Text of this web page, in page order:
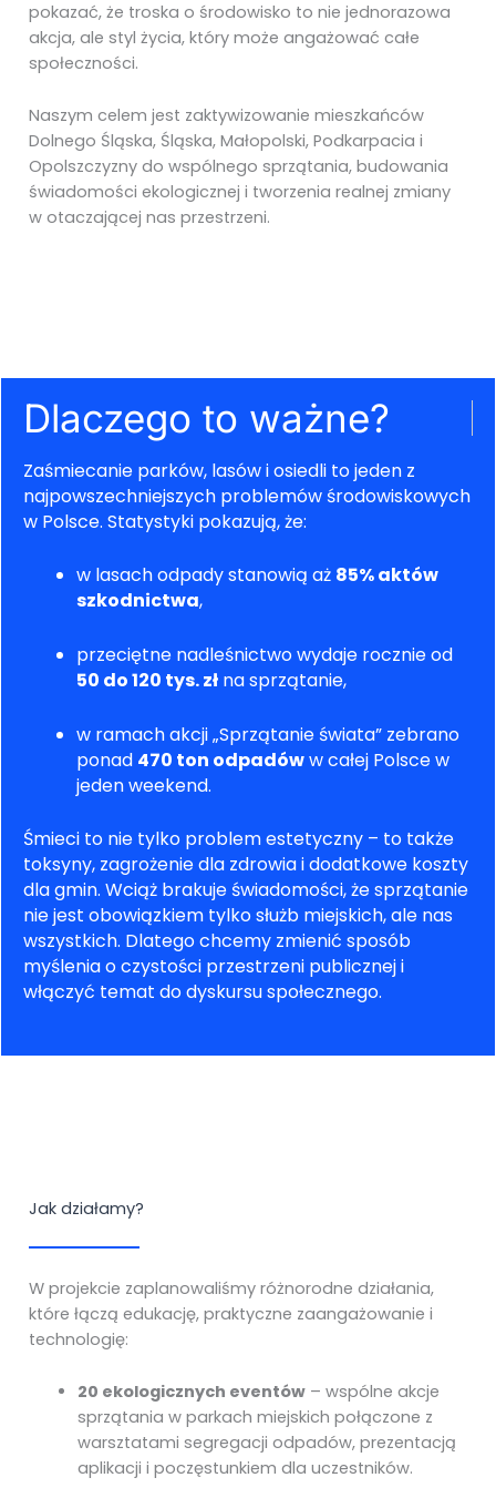
pokazać, że troska o środowisko to nie jednorazowa
akcja, ale styl życia, który może angażować całe
społeczności.
Naszym celem jest zaktywizowanie mieszkańców
Dolnego Śląska, Śląska, Małopolski, Podkarpacia i
Opolszczyzny do wspólnego sprzątania, budowania
świadomości ekologicznej i tworzenia realnej zmiany
w otaczającej nas przestrzeni.
Dlaczego to ważne?
Zaśmiecanie parków, lasów i osiedli to jeden z
najpowszechniejszych problemów środowiskowych
w Polsce. Statystyki pokazują, że:
w lasach odpady stanowią aż 85% aktów
szkodnictwa,
przeciętne nadleśnictwo wydaje rocznie od
50 do 120 tys. zł na sprzątanie,
w ramach akcji „Sprzątanie świata” zebrano
ponad 470 ton odpadóww całej Polsce w
jeden weekend.
Śmieci to nie tylko problem estetyczny – to także
toksyny, zagrożenie dla zdrowia i dodatkowe koszty
dla gmin. Wciąż brakuje świadomości, że sprzątanie
nie jest obowiązkiem tylko służb miejskich, ale nas
wszystkich. Dlatego chcemy zmienić sposób
myślenia o czystości przestrzeni publicznej i
włączyć temat do dyskursu społecznego.
Jak działamy?
W projekcie zaplanowaliśmy różnorodne działania,
które łączą edukację, praktyczne zaangażowanie i
technologię:
20 ekologicznych eventów– wspólne akcje
sprzątania w parkach miejskich połączone z
warsztatami segregacji odpadów, prezentacją
aplikacji i poczęstunkiem dla uczestników.